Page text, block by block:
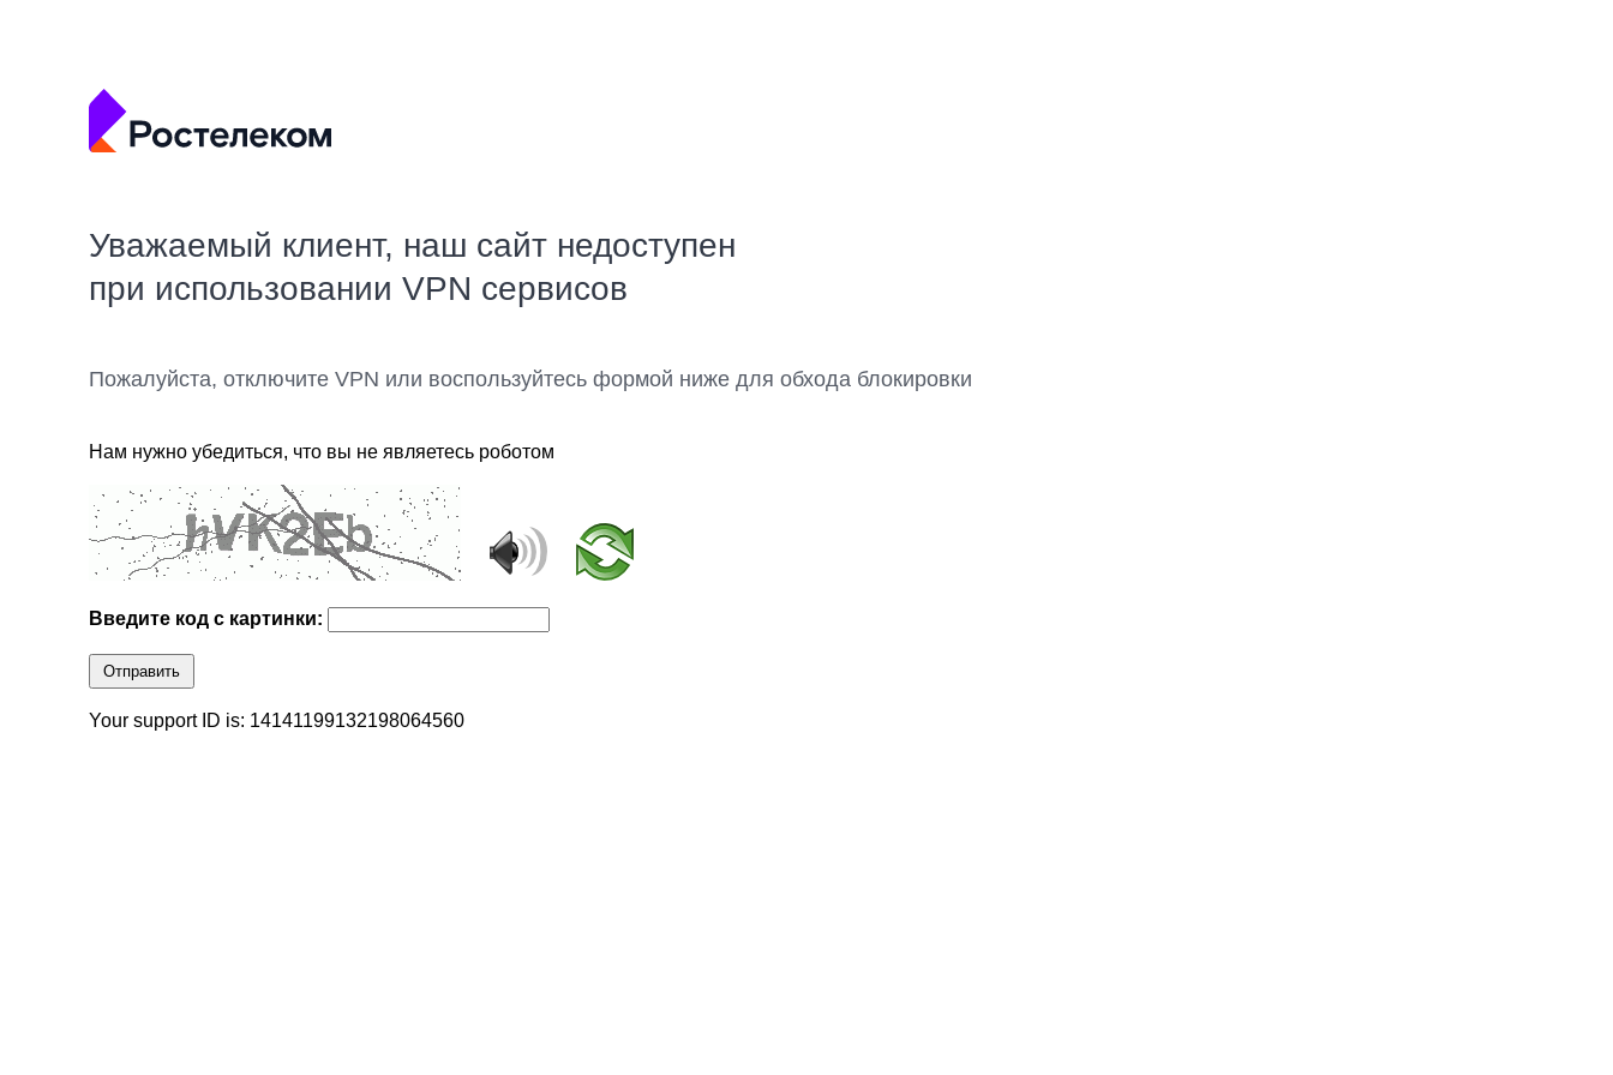
Уважаемый клиент, наш сайт недоступен
при использовании VPN сервисов
Пожалуйста, отключите VPN или воспользуйтесь формой ниже для обхода блокировки
Нам нужно убедиться, что вы не являетесь роботом
Введите код с картинки:
Отправить
Your support ID is: 14141199132198064560